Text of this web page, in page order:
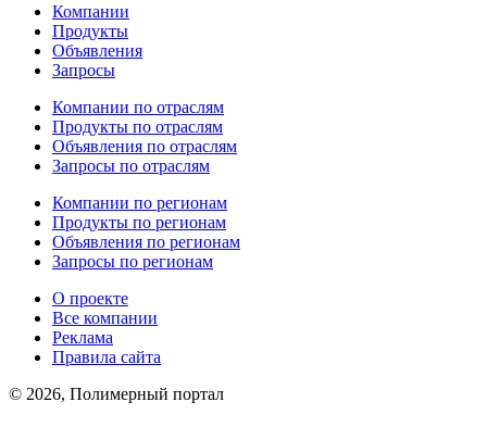
Компании
Продукты
Объявления
Запросы
Компании по отраслям
Продукты по отраслям
Объявления по отраслям
Запросы по отраслям
Компании по регионам
Продукты по регионам
Объявления по регионам
Запросы по регионам
О проекте
Все компании
Реклама
Правила сайта
© 2026, Полимерный портал